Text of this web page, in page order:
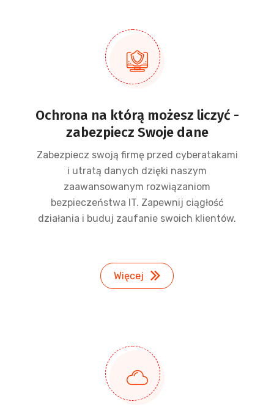
Ochrona na którą możesz liczyć -
zabezpiecz Swoje dane
Zabezpiecz swoją firmę przed cyberatakami
i utratą danych dzięki naszym
zaawansowanym rozwiązaniom
bezpieczeństwa IT. Zapewnij ciągłość
działania i buduj zaufanie swoich klientów.
Więcej